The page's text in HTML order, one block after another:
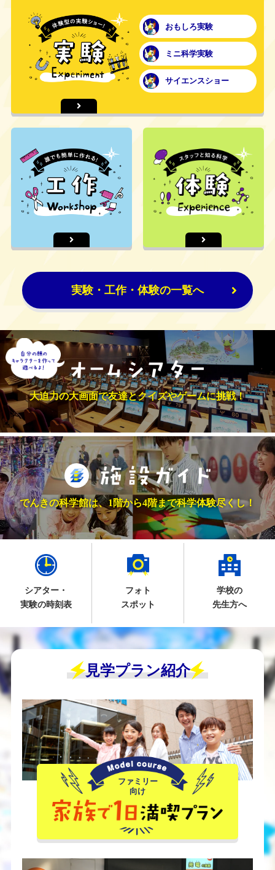
おもしろ実験
ミニ科学実験
サイエンスショー
実験・工作・体験の一覧へ
大迫力の大画面で友達とクイズやゲームに挑戦！
でんきの科学館は、1階から4階まで科学体験尽くし！
シアター・
実験の時刻表
フォト
スポット
学校の
先生方へ
見学プラン紹介
ファミリー
向け